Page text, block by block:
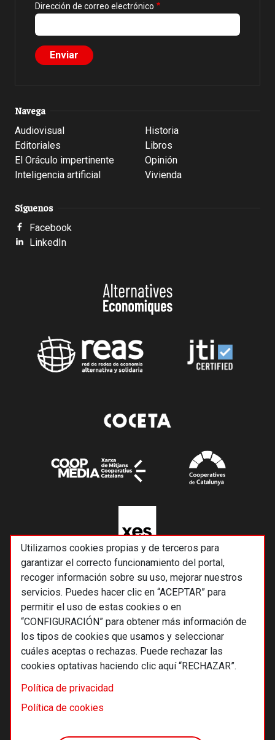
Utilizamos cookies propias y de terceros para
garantizar el correcto funcionamiento del portal,
recoger información sobre su uso, mejorar nuestros
servicios. Puedes hacer clic en “ACEPTAR” para
permitir el uso de estas cookies o en
“CONFIGURACIÓN” para obtener más información de
los tipos de cookies que usamos y seleccionar
cuáles aceptas o rechazas. Puede rechazar las
cookies optativas haciendo clic aquí “RECHAZAR”.
Política de privacidad
Política de cookies
Dirección de correo electrónico
Navega
Audiovisual
Editoriales
El Oráculo impertinente
Inteligencia artificial
Historia
Libros
Opinión
Vivienda
Síguenos
Facebook
LinkedIn
© 2026 Alternativas económicas SCCL
Footer
Términos y condiciones de uso
Política de cookies